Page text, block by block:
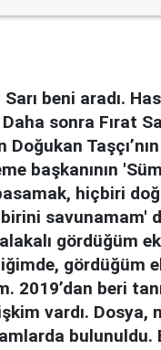
beni aradı.
sonra Fırat
başkanının
hiçbiri
savunamam'
gördüğüm
gördüğüm
2019’dan beri
vardı.